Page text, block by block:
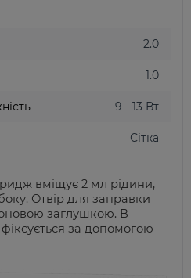
2.0
1.0
9 - 13 Вт
Сітка
вміщує 2 мл рідини,
Отвір для заправки
заглушкою. В
за допомогою